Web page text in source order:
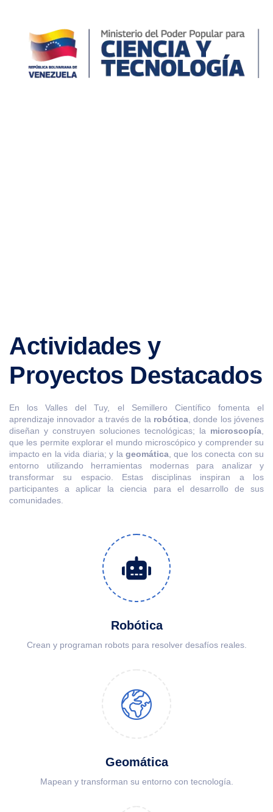
Actividades y
Proyectos Destacados
En los Valles del Tuy, el Semillero Científico fomenta el
aprendizaje innovador a través de la robótica , donde los jóvenes
diseñan y construyen soluciones tecnológicas; la microscopía
que les permite explorar el mundo microscópico y comprender su
impacto en la vida diaria; y la geomática, que los conecta con su
entorno utilizando herramientas modernas para analizar y
transformar su espacio. Estas disciplinas inspiran a los
participantes a aplicar la ciencia para el desarrollo de sus
comunidades.
Robótica
Crean y programan robots para resolver desafíos reales.
Geomática
Mapean y transforman su entorno con tecnología.